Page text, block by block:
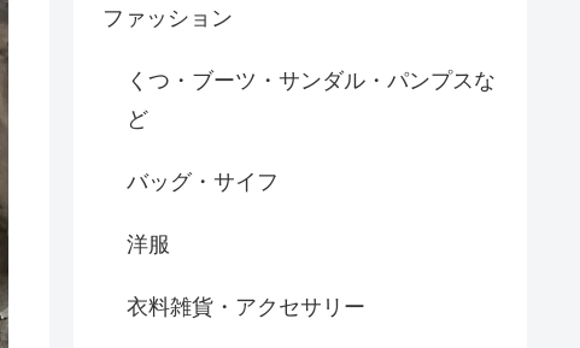
ファッション
くつ・ブーツ・サンダル・パンプスな
ど
バッグ・サイフ
洋服
衣料雑貨・アクセサリー